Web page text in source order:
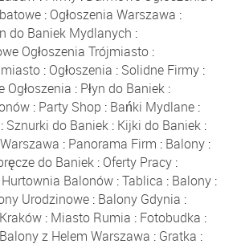
: Ogłoszenia Warszawa :
do Baniek Mydlanych :
Ogłoszenia Trójmiasto :
: Ogłoszenia : Solidne Firmy :
Ogłoszenia : Płyn do Baniek:
: Party Shop : Bańki Mydlane :
: Sznurki do Baniek : Kijki do Baniek :
: Panorama Firm : Balony :
do Baniek: Oferty Pracy:
Hurtownia Balonów:Tablica : Balony:
Urodzinowe: Balony Gdynia :
: Miasto Rumia : Fotobudka :
Balony z Helem Warszawa : Gratka :